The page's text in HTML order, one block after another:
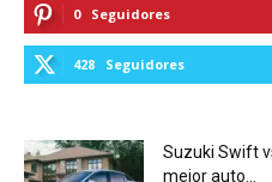
0 Seguidores
428 Seguidores
Suzuki Swift
mejor auto...